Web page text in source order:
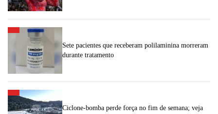
Sete pacientes que receberam polilaminina morreram
durante tratamento
Ciclone-bomba perde força no fim de semana; veja